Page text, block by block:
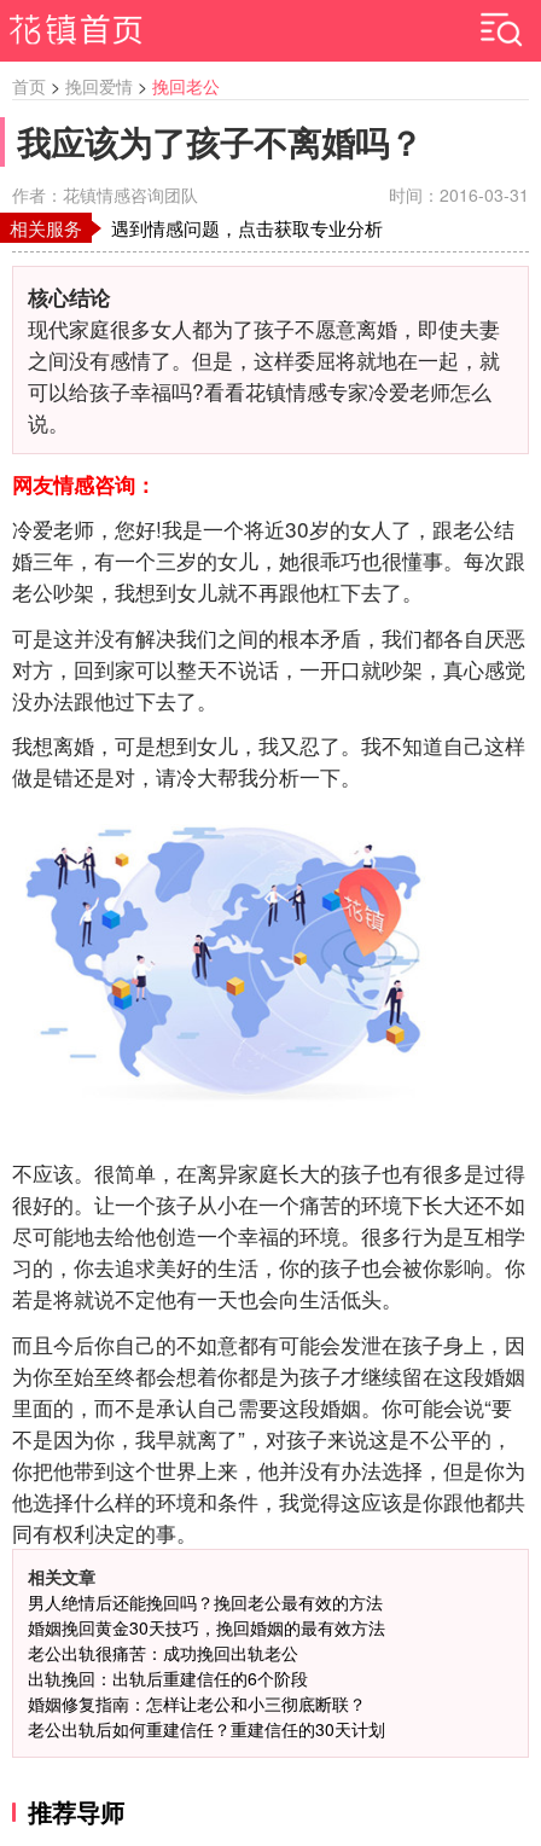
首页 > 挽回爱情 > 挽回老公
我应该为了孩子不离婚吗？
作者：花镇情感咨询团队 时间：2016-03-31
相关服务 遇到情感问题，点击获取专业分析
核心结论
现代家庭很多女人都为了孩子不愿意离婚，即使夫妻
之间没有感情了。但是，这样委屈将就地在一起，就
可以给孩子幸福吗?看看花镇情感专家冷爱老师怎么
说。
网友情感咨询：
冷爱老师，您好!我是一个将近30岁的女人了，跟老公结
婚三年，有一个三岁的女儿，她很乖巧也很懂事。每次跟
老公吵架，我想到女儿就不再跟他杠下去了。
可是这并没有解决我们之间的根本矛盾，我们都各自厌恶
对方，回到家可以整天不说话，一开口就吵架，真心感觉
没办法跟他过下去了。
我想离婚，可是想到女儿，我又忍了。我不知道自己这样
做是错还是对，请冷大帮我分析一下。
不应该。很简单，在离异家庭长大的孩子也有很多是过得
很好的。让一个孩子从小在一个痛苦的环境下长大还不如
尽可能地去给他创造一个幸福的环境。很多行为是互相学
习的，你去追求美好的生活，你的孩子也会被你影响。你
若是将就说不定他有一天也会向生活低头。
而且今后你自己的不如意都有可能会发泄在孩子身上，因
为你至始至终都会想着你都是为孩子才继续留在这段婚姻
里面的，而不是承认自己需要这段婚姻。你可能会说“要
不是因为你，我早就离了”，对孩子来说这是不公平的，
你把他带到这个世界上来，他并没有办法选择，但是你为
他选择什么样的环境和条件，我觉得这应该是你跟他都共
同有权利决定的事。
相关文章
男人绝情后还能挽回吗？挽回老公最有效的方法
婚姻挽回黄金30天技巧，挽回婚姻的最有效方法
老公出轨很痛苦：成功挽回出轨老公
出轨挽回：出轨后重建信任的6个阶段
婚姻修复指南：怎样让老公和小三彻底断联？
老公出轨后如何重建信任？重建信任的30天计划
推荐导师